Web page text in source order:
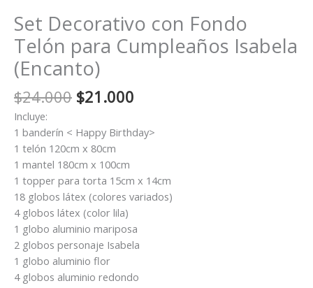
Set Decorativo con Fondo
Telón para Cumpleaños Isabela
(Encanto)
$24.000 El
original
era:
$24.000.
$21.000
actual
es:
Incluye:
1 banderín < Happy Birthday>
1 telón 120cm x 80cm
1 mantel 180cm x 100cm
1 topper para torta 15cm x 14cm
18 globos látex (colores variados)
4 globos látex (color lila)
1 globo aluminio mariposa
2 globos personaje Isabela
1 globo aluminio flor
4 globos aluminio redondo